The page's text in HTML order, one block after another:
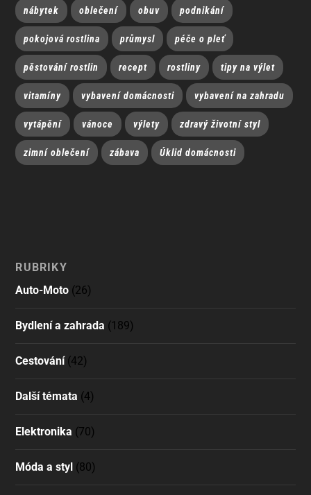
nábytek oblečení obuv podnikání
pokojová rostlina průmysl péče o pleť
pěstování rostlin recept rostliny tipy na výlet
vitamíny vybavení domácnosti vybavení na zahradu
vytápění vánoce výlety zdravý životní styl
zimní oblečení zábava Úklid domácnosti
RUBRIKY
Auto-Moto (26)
Bydlení a zahrada (189)
Cestování(42)
Další témata (4)
Elektronika (70)
Móda a styl (80)